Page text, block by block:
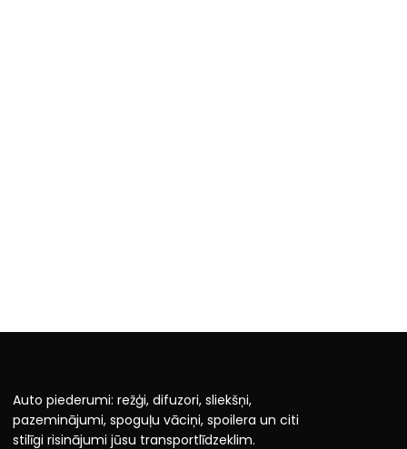
Auto piederumi: režģi, difuzori, sliekšņi,
pazeminājumi, spoguļu vāciņi, spoilera un citi
stilīgi risinājumi jūsu transportlīdzeklim.